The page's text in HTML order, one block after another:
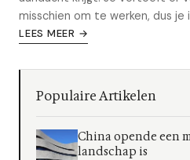
misschien om te werken, dus je
LEES MEER →
Populaire Artikelen
China opende een
landschap is